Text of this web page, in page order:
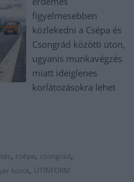
figyelmesebben
közlekedni a Csépa és
Csongrád közötti úton,
ugyanis munkavégzés
miatt ideiglenes
korlátozásokra lehet
, csépa, csongrád,
közút, ÚTINFORM